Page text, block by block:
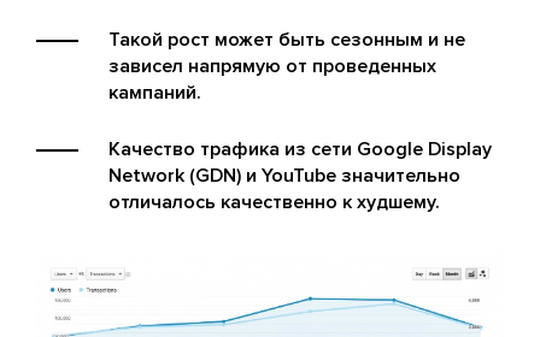
Такой рост может быть сезонным и не
зависел напрямую от проведенных
кампаний.
Качество трафика из сети Google Display
Network (GDN) и YouTube значительно
отличалось качественно к худшему.